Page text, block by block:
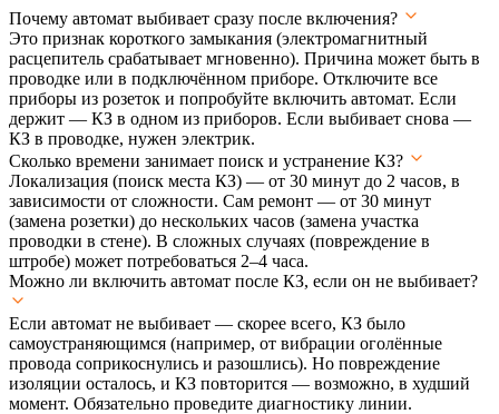
Почему автомат выбивает сразу после включения?
Это признак короткого замыкания (электромагнитный
расцепитель срабатывает мгновенно). Причина может быть в
проводке или в подключённом приборе. Отключите все
приборы из розеток и попробуйте включить автомат. Если
держит — КЗ в одном из приборов. Если выбивает снова —
КЗ в проводке, нужен электрик.
Сколько времени занимает поиск и устранение КЗ?
Локализация (поиск места КЗ) — от 30 минут до 2 часов, в
зависимости от сложности. Сам ремонт — от 30 минут
(замена розетки) до нескольких часов (замена участка
проводки в стене). В сложных случаях (повреждение в
штробе) может потребоваться 2–4 часа.
Можно ли включить автомат после КЗ, если он не выбивает?
Если автомат не выбивает — скорее всего, КЗ было
самоустраняющимся (например, от вибрации оголённые
провода соприкоснулись и разошлись). Но повреждение
изоляции осталось, и КЗ повторится — возможно, в худший
момент. Обязательно проведите диагностику линии.